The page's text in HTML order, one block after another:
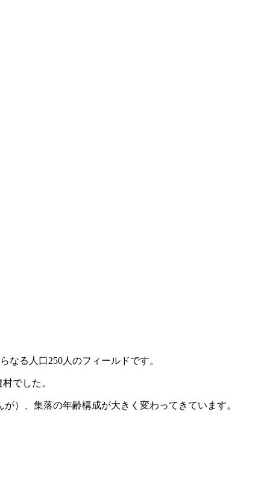
る人口250人のフィールドです。
でした。
）、集落の年齢構成が大きく変わってきています。